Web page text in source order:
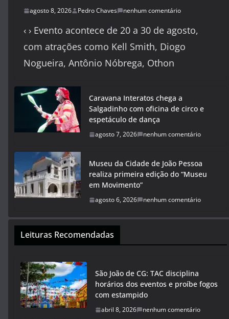
agosto 8, 2026 Pedro Chaves nenhum comentário
‹ › Evento acontece de 20 a 30 de agosto,
com atrações como Kell Smith, Diogo
Nogueira, Antônio Nóbrega, Othon
Caravana Interatos chega a
Salgadinho com oficina de circo e
espetáculo de dança
agosto 7, 2026 nenhum comentário
Museu da Cidade de João Pessoa
realiza primeira edição do “Museu
em Movimento”
agosto 6, 2026 nenhum comentário
Leituras Recomendadas
São João de CG: TAC disciplina
horários dos eventos e proíbe fogos
com estampido
abril 8, 2026 nenhum comentário